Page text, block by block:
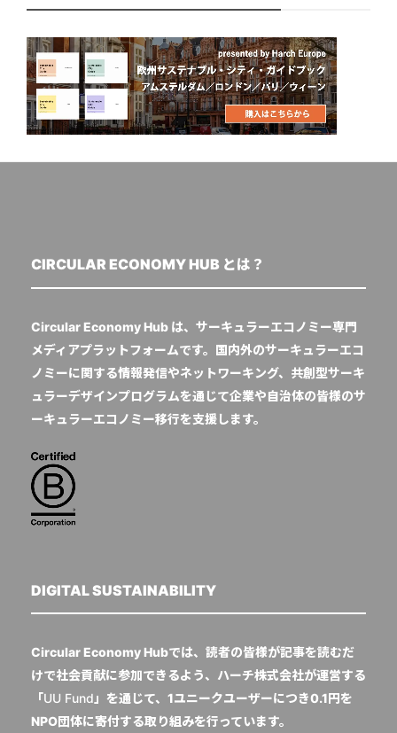
CIRCULAR ECONOMY HUB とは？
Circular Economy Hub は、サーキュラーエコノミー専門
メディアプラットフォームです。国内外のサーキュラーエコ
ノミーに関する情報発信やネットワーキング、共創型サーキ
ュラーデザインプログラムを通じて企業や自治体の皆様のサ
ーキュラーエコノミー移行を支援します。
DIGITAL SUSTAINABILITY
Circular Economy Hubでは、読者の皆様が記事を読むだ
けで社会貢献に参加できるよう、ハーチ株式会社が運営する
「UU Fund 」を通じて、1ユニークユーザーにつき0.1円を
NPO団体に寄付する取り組みを行っています。